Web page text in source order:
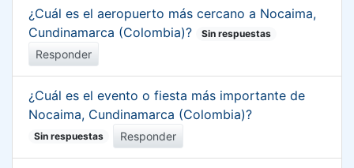
¿Cuál es el aeropuerto más cercano a Nocaima,
Cundinamarca (Colombia)?
Sin respuestas
Responder
¿Cuál es el evento o fiesta más importante de
Nocaima, Cundinamarca (Colombia)?
Sin respuestas Responder